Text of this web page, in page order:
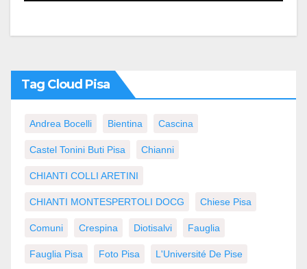
Tag Cloud Pisa
Andrea Bocelli Bientina Cascina
Castel Tonini Buti Pisa Chianni
CHIANTI COLLI ARETINI
CHIANTI MONTESPERTOLI DOCG Chiese Pisa
Comuni Crespina Diotisalvi Fauglia
Fauglia Pisa Foto Pisa L'Université De Pise